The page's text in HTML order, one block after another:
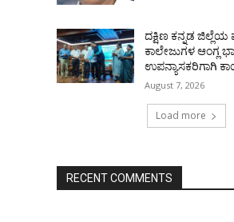
ದಕ್ಷಿಣ ಕನ್ನಡ
ಕಾಲೇಜುಗಳ ಆಂಗ್ಲ
ಉಪನ್ಯಾಸಕರಿಗಾಗಿ
August 7, 2026
Load more
RECENT COMMENTS